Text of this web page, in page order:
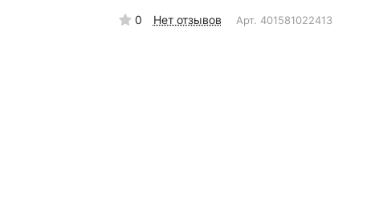
0 Нет отзывов Арт. 401581022413